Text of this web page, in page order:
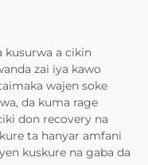
kusurwa a cikin
zai iya kawo
wajen soke
da kuma rage
don recovery na
ta hanyar amfani
kuskure na gaba da